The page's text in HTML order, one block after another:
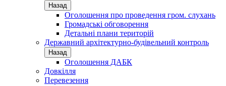
Назад
Оголошення про проведення гром. слухань
Громадські обговорення
Детальні плани територій
Державний архітектурно-будівельний контроль
Назад
Оголошення ДАБК
Довкілля
Перевезення